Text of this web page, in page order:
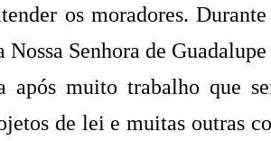
os moradores.
Senhora de
após muito trabalho que
de lei e muitas outras